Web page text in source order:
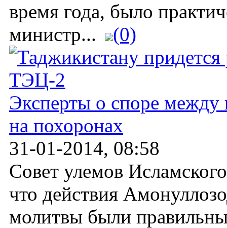
время года, было
министр...
(0)
Эксперты о споре между
на похоронах
31-01-2014, 08:58
Совет улемов
что действия
молитвы были